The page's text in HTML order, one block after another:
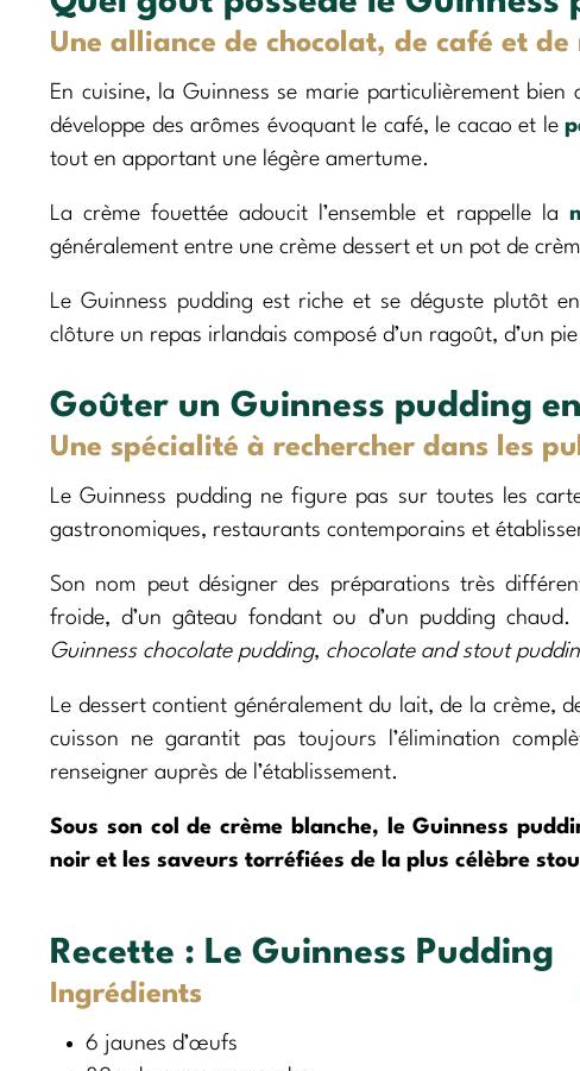
Une alliance de chocolat, de café et
En cuisine, la Guinness se marie particulièrement
développe des arômes évoquant le café, le cacao et le
tout en apportant une légère amertume.
La crème fouettée adoucit l’ensemble et rappelle la
généralement entre une crème dessert et un pot de
Le Guinness pudding est riche et se déguste plutôt
clôture un repas irlandais composé d’un ragoût, d’un
Goûter un Guinness pudding
Une spécialité à rechercher dans les
Le Guinness pudding ne figure pas sur toutes les
gastronomiques, restaurants contemporains et
Son nom peut désigner des préparations très
froide, d’un gâteau fondant ou d’un pudding
Guinness chocolate pudding, chocolate and stout
Le dessert contient généralement du lait, de la
cuisson ne garantit pas toujours l’élimination
renseigner auprès de l’établissement.
Sous son col de crème blanche, le Guinness
noir et les saveurs torréfiées de la plus célèbre
Recette : Le Guinness Pudding
Ingrédients
6 jaunes d’œufs